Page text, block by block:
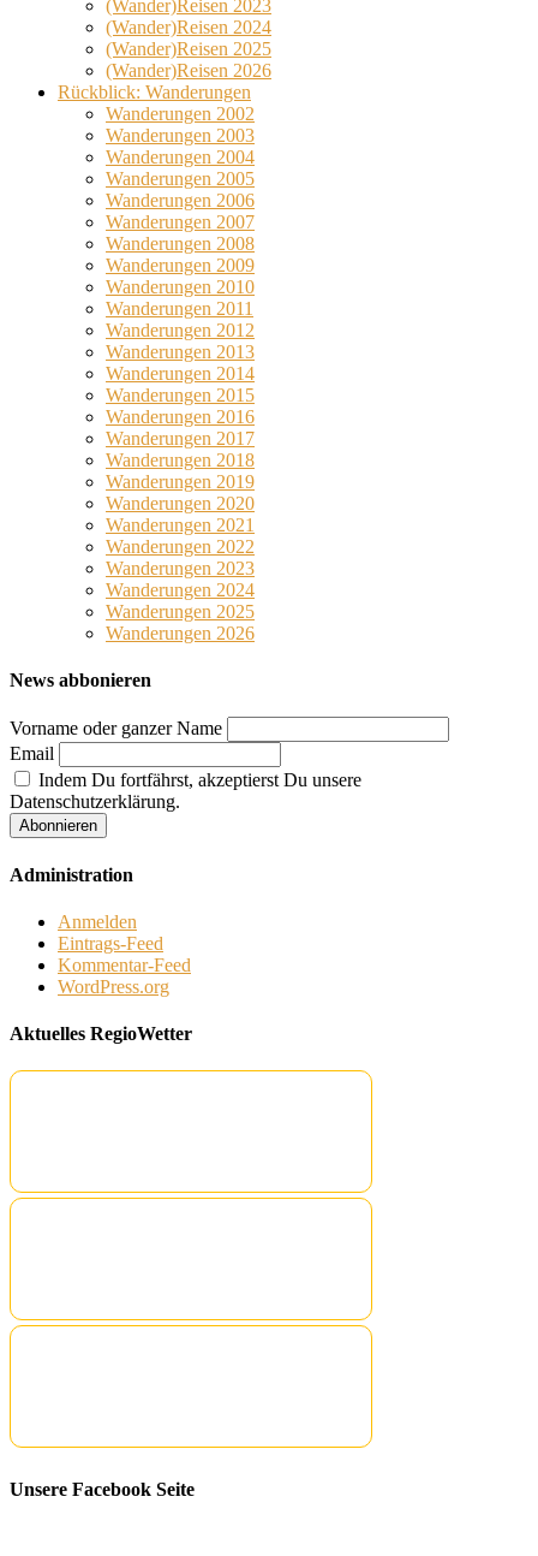
(Wander)Reisen 2023
(Wander)Reisen 2024
(Wander)Reisen 2025
(Wander)Reisen 2026
Rückblick: Wanderungen
Wanderungen 2002
Wanderungen 2003
Wanderungen 2004
Wanderungen 2005
Wanderungen 2006
Wanderungen 2007
Wanderungen 2008
Wanderungen 2009
Wanderungen 2010
Wanderungen 2011
Wanderungen 2012
Wanderungen 2013
Wanderungen 2014
Wanderungen 2015
Wanderungen 2016
Wanderungen 2017
Wanderungen 2018
Wanderungen 2019
Wanderungen 2020
Wanderungen 2021
Wanderungen 2022
Wanderungen 2023
Wanderungen 2024
Wanderungen 2025
Wanderungen 2026
News abbonieren
Vorname oder ganzer Name
Email
Indem Du fortfährst, akzeptierst Du unsere
Datenschutzerklärung.
Administration
Anmelden
Eintrags-Feed
Kommentar-Feed
WordPress.org
Aktuelles RegioWetter
Unsere Facebook Seite